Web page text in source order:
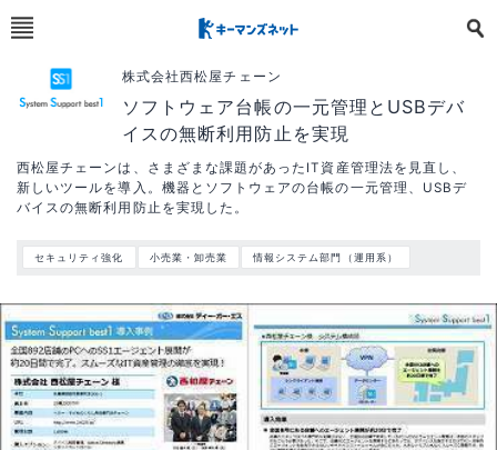
株式会社西松屋チェーン
ソフトウェア台帳の一元管理とUSBデバ
イスの無断利用防止を実現
西松屋チェーンは、さまざまな課題があったIT資産管理法を見直し、
新しいツールを導入。機器とソフトウェアの台帳の一元管理、USBデ
バイスの無断利用防止を実現した。
セキュリティ強化 小売業・卸売業 情報システム部門（運用系）